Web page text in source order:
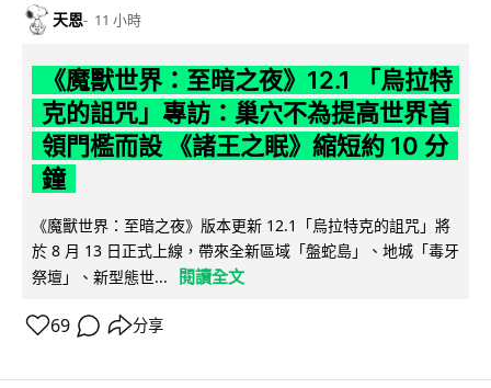
天恩 11 小時
《魔獸世界：至暗之夜》12.1 「烏拉特
克的詛咒」專訪：巢穴不為提高世界首
領門檻而設 《諸王之眠》縮短約 10 分
鐘
《魔獸世界：至暗之夜》版本更新 12.1「烏拉特克的詛咒」將
於 8 月 13 日正式上線，帶來全新區域「盤蛇島」、地城「毒牙
祭壇」、新型態世...
閱讀全文
69 分享